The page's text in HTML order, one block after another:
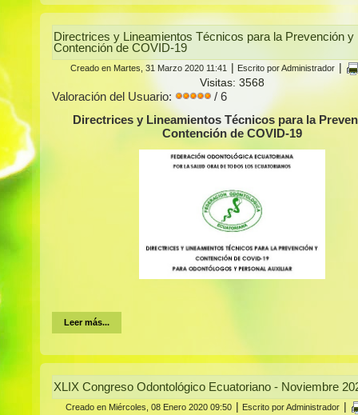
Directrices y Lineamientos Técnicos para la Prevención y
Contención de COVID-19
Creado en Martes, 31 Marzo 2020 11:41 Escrito por Administrador
Visitas: 3568
Valoración del Usuario:
/ 6
Directrices y Lineamientos Técnicos para la
Contención de COVID-19
Leer más...
XLIX Congreso Odontológico Ecuatoriano - Noviembre
Creado en Miércoles, 08 Enero 2020 09:50 Escrito por Administrador